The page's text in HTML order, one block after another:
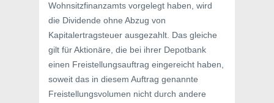
Wohnsitzfinanzamts vorgelegt haben, wird
die Dividende ohne Abzug von
Kapitalertragsteuer ausgezahlt. Das gleiche
gilt für Aktionäre, die bei ihrer Depotbank
einen Freistellungsauftrag eingereicht haben,
soweit das in diesem Auftrag genannte
Freistellungsvolumen nicht durch andere